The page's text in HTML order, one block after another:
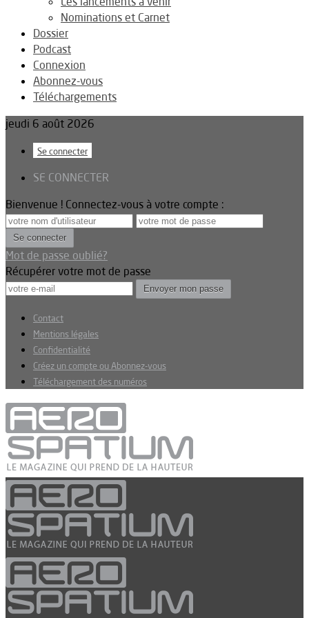
Nominations et Carnet
Dossier
Podcast
Connexion
Abonnez-vous
Téléchargements
jeudi 6 août 2026
Se connecter
SE CONNECTER
Bienvenue ! Connectez-vous à votre compte :
Mot de passe oublié?
Récupérer votre mot de passe
Contact
Mentions légales
Confidentialité
Créez un compte ou Abonnez-vous
Téléchargement des numéros